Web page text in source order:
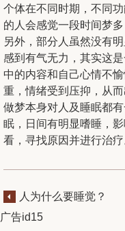
个体在不同时期，不同
的人会感觉一段时间梦
另外，部分人虽然没有
感到有气无力，其实这
中的内容和自己心情不
重，情绪受到压抑，从而
做梦本身对人及睡眠都
眠，日间有明显嗜睡，
看，寻找原因并进行治疗
人为什么要睡觉？
广告id15